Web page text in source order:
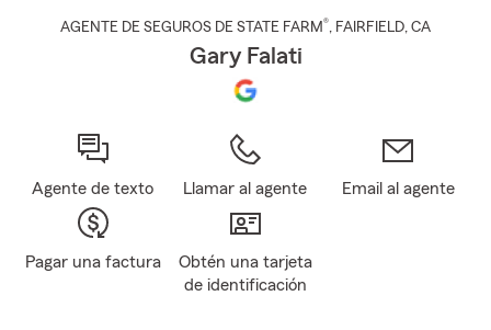
AGENTE DE SEGUROS DE STATE FARM®, FAIRFIELD, CA
Gary Falati
Agente de texto Llamar al agente Email al agente
Pagar una factura
Obtén una tarjeta
de identificación